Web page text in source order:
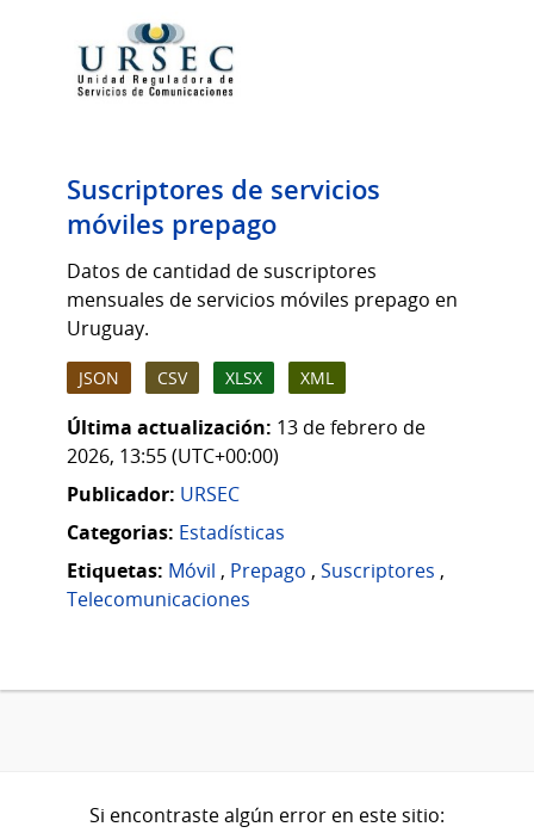
Suscriptores de servicios
móviles prepago
Datos de cantidad de suscriptores
mensuales de servicios móviles prepago en
Uruguay.
JSON CSV XLSX XML
Última actualización: 13 de febrero de
2026, 13:55 (UTC+00:00)
Publicador: URSEC
Categorias: Estadísticas
Etiquetas: Móvil , Prepago , Suscriptores ,
Telecomunicaciones
Si encontraste algún error en este sitio: